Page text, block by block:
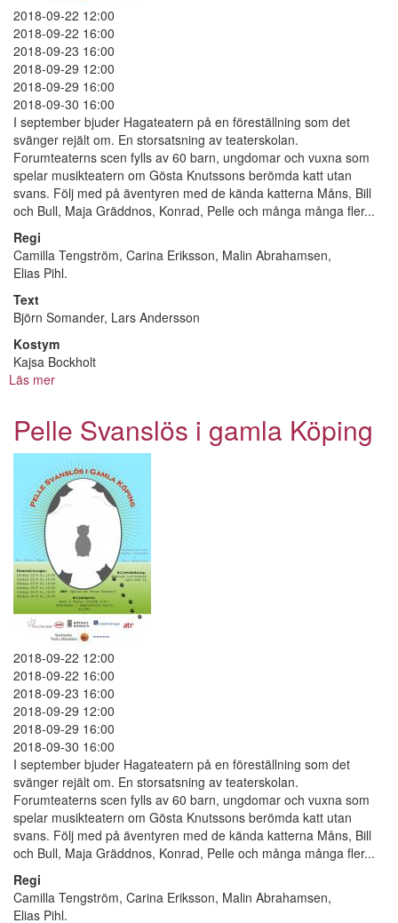
2018-09-22 12:00
2018-09-22 16:00
2018-09-23 16:00
2018-09-29 12:00
2018-09-29 16:00
2018-09-30 16:00
I september bjuder Hagateatern på en föreställning som det
svänger rejält om. En storsatsning av teaterskolan.
Forumteaterns scen fylls av 60 barn, ungdomar och vuxna som
spelar musikteatern om Gösta Knutssons berömda katt utan
svans. Följ med på äventyren med de kända katterna Måns, Bill
och Bull, Maja Gräddnos, Konrad, Pelle och många många fler...
Regi
Camilla Tengström, Carina Eriksson, Malin Abrahamsen,
Elias Pihl.
Text
Björn Somander, Lars Andersson
Kostym
Kajsa Bockholt
Läs mer
gamla
Köping
Pelle Svanslös i gamla Köping
2018-09-22 12:00
2018-09-22 16:00
2018-09-23 16:00
2018-09-29 12:00
2018-09-29 16:00
2018-09-30 16:00
I september bjuder Hagateatern på en föreställning som det
svänger rejält om. En storsatsning av teaterskolan.
Forumteaterns scen fylls av 60 barn, ungdomar och vuxna som
spelar musikteatern om Gösta Knutssons berömda katt utan
svans. Följ med på äventyren med de kända katterna Måns, Bill
och Bull, Maja Gräddnos, Konrad, Pelle och många många fler...
Regi
Camilla Tengström, Carina Eriksson, Malin Abrahamsen,
Elias Pihl.